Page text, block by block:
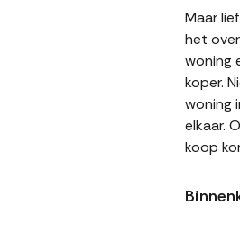
Maar
het
woning
koper.
woning
elkaar.
koop